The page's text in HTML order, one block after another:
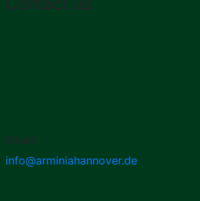
Email:
info@arminiahannover.de